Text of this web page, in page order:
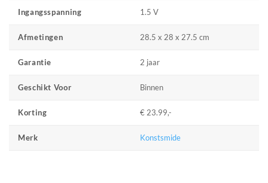
Ingangsspanning 1.5 V
Afmetingen 28.5 x 28 x 27.5 cm
Garantie 2 jaar
Geschikt Voor Binnen
Korting € 23.99,-
Merk Konstsmide